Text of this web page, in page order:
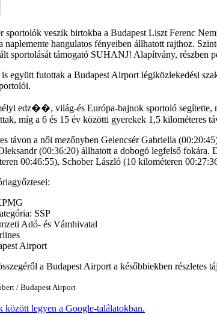
sportolók veszik birtokba a Budapest Liszt Ferenc
hangulatos fényeiben állhatott rajthoz.
sportolását támogató SUHANJ! Alapítvány, részben
együtt futottak a Budapest Airport légiközlekedési
edz��, világ-és Európa-bajnok sportoló
míg a 6 és 15 év közötti gyerekek 1,5 kilométeres
távon a női mezőnyben Gelencsér Gabriella
(00:36:20) állhatott a dobogó legfelső fokára.
00:46:55), Schober László (10 kilométeren
SSP
Adó- és Vámhivatal
Airport
a Budapest Airport a későbbiekben részletes
/ Budapest Airport
között legyen a Google-találatokban.